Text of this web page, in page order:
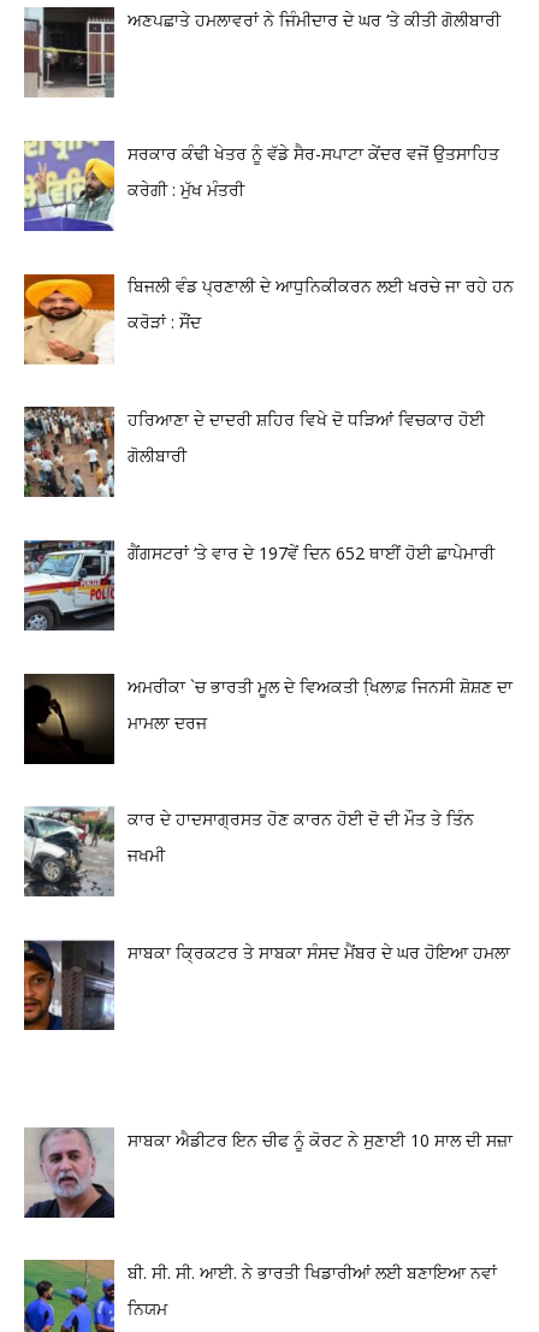
ਅਣਪਛਾਤੇ ਹਮਲਾਵਰਾਂ ਨੇ ਜਿੰਮੀਦਾਰ ਦੇ ਘਰ ‘ਤੇ ਕੀਤੀ ਗੋਲੀਬਾਰੀ
ਸਰਕਾਰ ਕੰਢੀ ਖੇਤਰ ਨੂੰ ਵੱਡੇ ਸੈਰ-ਸਪਾਟਾ ਕੇਂਦਰ ਵਜੋਂ ਉਤਸਾਹਿਤ
ਕਰੇਗੀ : ਮੁੱਖ ਮੰਤਰੀ
ਬਿਜਲੀ ਵੰਡ ਪ੍ਰਣਾਲੀ ਦੇ ਆਧੁਨਿਕੀਕਰਨ ਲਈ ਖਰਚੇ ਜਾ ਰਹੇ ਹਨ
ਕਰੋੜਾਂ : ਸੌਂਦ
ਹਰਿਆਣਾ ਦੇ ਦਾਦਰੀ ਸ਼ਹਿਰ ਵਿਖੇ ਦੋ ਧੜਿਆਂ ਵਿਚਕਾਰ ਹੋਈ
ਗੋਲੀਬਾਰੀ
ਗੈਂਗਸਟਰਾਂ ‘ਤੇ ਵਾਰ ਦੇ 197ਵੇਂ ਦਿਨ 652 ਥਾਈਂ ਹੋਈ ਛਾਪੇਮਾਰੀ
ਅਮਰੀਕਾ `ਚ ਭਾਰਤੀ ਮੂਲ ਦੇ ਵਿਅਕਤੀ ਖਿ਼ਲਾਫ਼ ਜਿਨਸੀ ਸ਼ੋਸ਼ਣ ਦਾ
ਮਾਮਲਾ ਦਰਜ
ਕਾਰ ਦੇ ਹਾਦਸਾਗ੍ਰਸਤ ਹੋਣ ਕਾਰਨ ਹੋਈ ਦੋ ਦੀ ਮੌਤ ਤੇ ਤਿੰਨ
ਜਖਮੀ
ਸਾਬਕਾ ਕ੍ਰਿਕਟਰ ਤੇ ਸਾਬਕਾ ਸੰਸਦ ਮੈਂਬਰ ਦੇ ਘਰ ਹੋਇਆ ਹਮਲਾ
ਸਾਬਕਾ ਐਡੀਟਰ ਇਨ ਚੀਫ ਨੂੰ ਕੋਰਟ ਨੇ ਸੁਣਾਈ 10 ਸਾਲ ਦੀ ਸਜ਼ਾ
ਬੀ. ਸੀ. ਸੀ. ਆਈ. ਨੇ ਭਾਰਤੀ ਖਿਡਾਰੀਆਂ ਲਈ ਬਣਾਇਆ ਨਵਾਂ
ਨਿਯਮ